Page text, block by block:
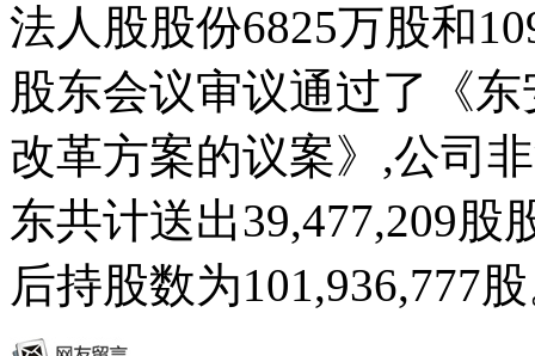
法人股股份6825万股和
股东会议审议通过了《
改革方案的议案》,公司
东共计送出39,477,209
后持股数为101,936,777